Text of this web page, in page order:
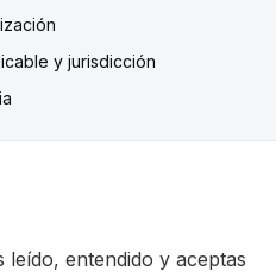
y jurisdicción
entendido y aceptas